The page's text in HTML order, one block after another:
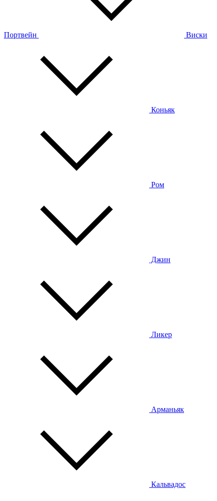
Портвейн Виски
Коньяк
Ром
Джин
Ликер
Арманьяк
Кальвадос